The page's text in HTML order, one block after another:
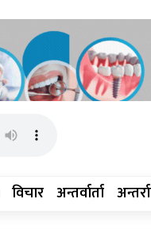
विचार अन्तर्वार्ता